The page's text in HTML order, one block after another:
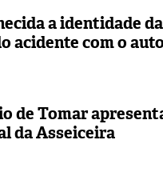
a identidade
acidente com o
de Tomar
da Asseiceira